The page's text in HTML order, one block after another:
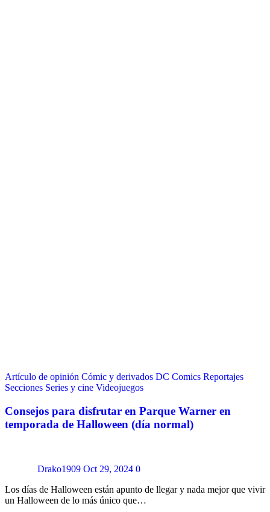
Artículo de opinión Cómic y derivados DC Comics Reportajes
Secciones Series y cine Videojuegos
Consejos para disfrutar en Parque Warner en
temporada de Halloween (día normal)
Drako1909 Oct 29, 2024 0
Los días de Halloween están apunto de llegar y nada mejor que vivir
un Halloween de lo más único que…